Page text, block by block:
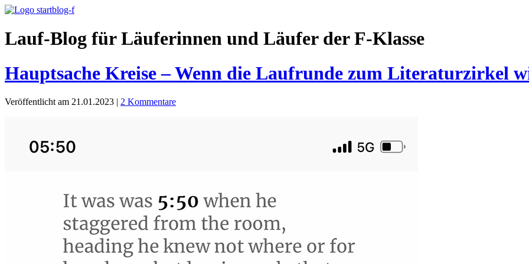
Lauf-Blog für Läuferinnen und Läufer der F-Klasse
Hauptsache Kreise – Wenn die Laufrunde zum Literaturzirkel
Veröffentlicht am 21.01.2023 | 2 Kommentare